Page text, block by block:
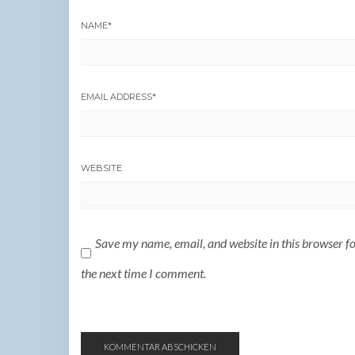
NAME*
EMAIL ADDRESS*
WEBSITE
Save my name, email, and website in this browser
the next time I comment.